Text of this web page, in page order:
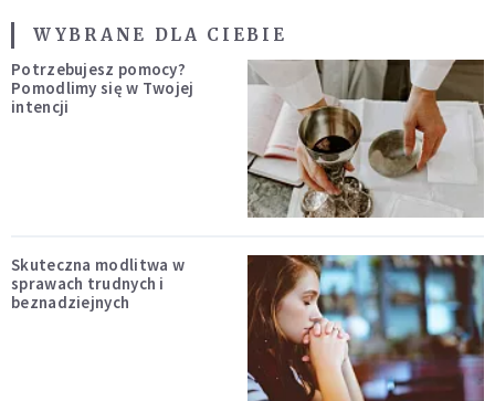
WYBRANE DLA CIEBIE
Potrzebujesz pomocy?
Pomodlimy się w Twojej
intencji
Skuteczna modlitwa w
sprawach trudnych i
beznadziejnych